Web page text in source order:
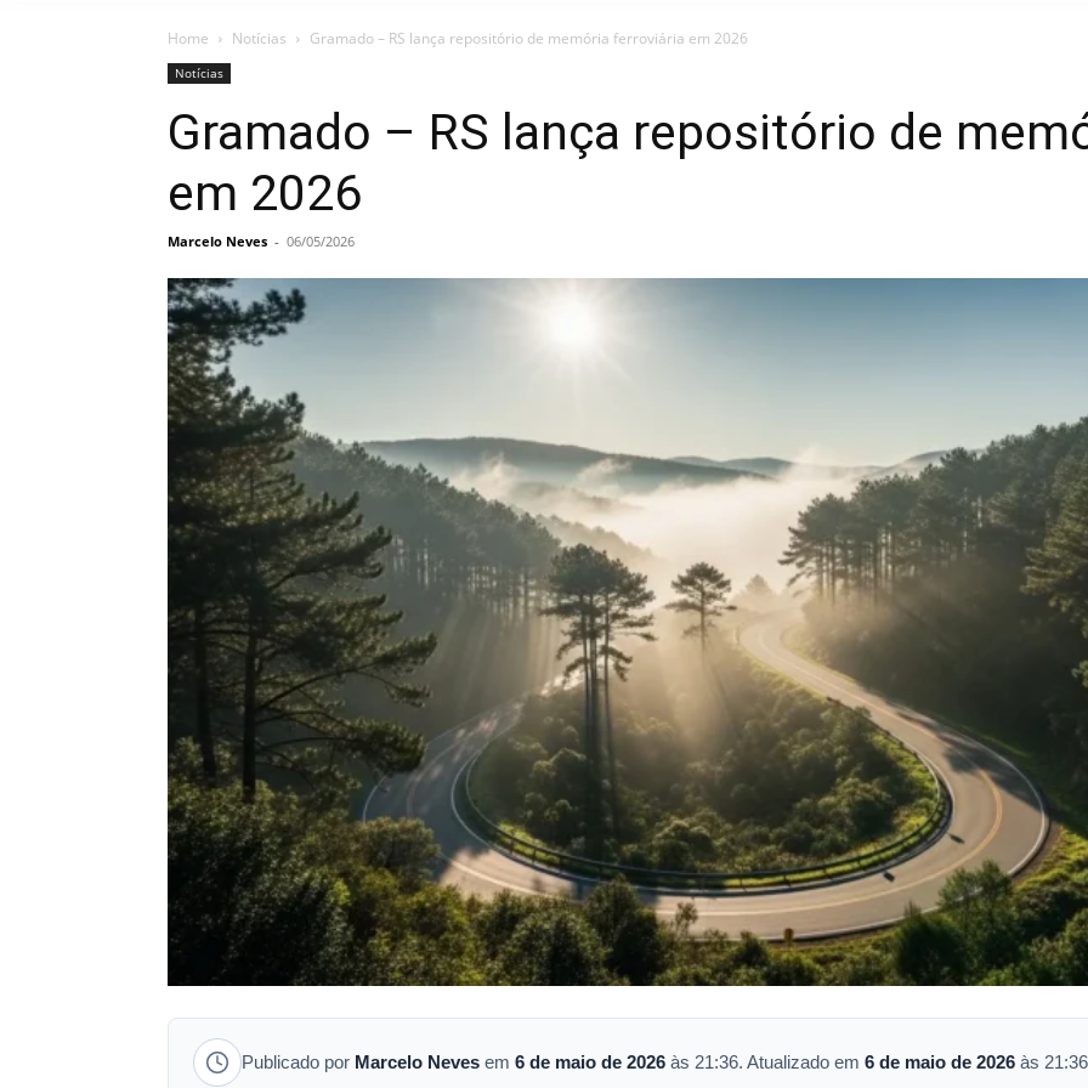
Home Notícias Gramado – RS lança repositório de memória ferroviária em 2026
Notícias
Gramado – RS lança repositório de
em 2026
Marcelo Neves - 06/05/2026
Publicado por Marcelo Neves em 6 de maio de 2026 às 21:36. Atualizado em 6 de maio de 2026 às